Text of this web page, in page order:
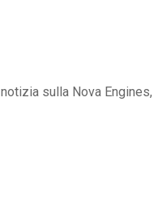
sulla Nova Engines,